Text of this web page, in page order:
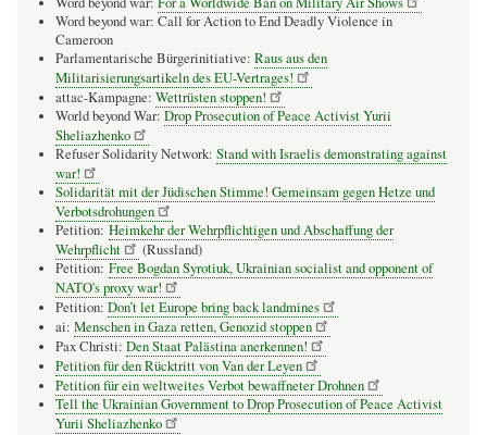
Word beyond war: Call for Action to End Deadly Violence in
Cameroon
Parlamentarische Bürgerinitiative: Raus aus den
Militarisierungsartikeln des EU-Vertrages!
attac-Kampagne: Wettrüsten stoppen!
World beyond War: Drop Prosecution of Peace Activist Yurii
Sheliazhenko
Refuser Solidarity Network: Stand with Israelis demonstrating against
war!
Solidarität mit der Jüdischen Stimme! Gemeinsam gegen Hetze und
Verbotsdrohungen
Petition: Heimkehr der Wehrpflichtigen und Abschaffung der
Wehrpflicht
(Russland)
Petition: Free Bogdan Syrotiuk, Ukrainian socialist and opponent of
NATO's proxy war!
Petition: Don’t let Europe bring back landmines
ai: Menschen in Gaza retten, Genozid stoppen
Pax Christi: Den Staat Palästina anerkennen!
Petition für den Rücktritt von Van der Leyen
Petition für ein weltweites Verbot bewaffneter Drohnen
Tell the Ukrainian Government to Drop Prosecution of Peace Activist
Yurii Sheliazhenko